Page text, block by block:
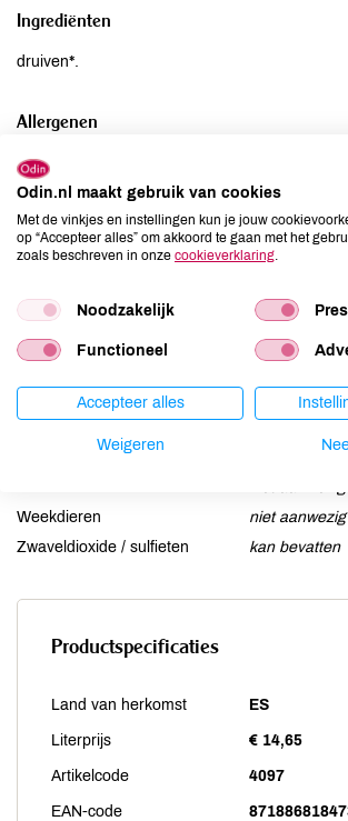
Ingrediënten
druiven*.
Allergenen
Aardnoten
Ei
niet aanwezig
Gluten
niet aanwezig
Lactose
niet aanwezig
Mosterd
niet aanwezig
Noten
niet aanwezig
niet aanwezig
Weekdieren
niet aanwezig
Zwaveldioxide / sulfieten
kan bevatten
Productspecificaties
Land van herkomst ES
Literprijs € 14,65
Artikelcode 4097
EAN-code
Odin.nl maakt gebruik van cookies
Met de vinkjes en instellingen kun je jouw
op “Accepteer alles” om akkoord te gaan met het
zoals beschreven in onze cookieverklaring.
Noodzakelijk
Functioneel
Accepteer alles
Weigeren